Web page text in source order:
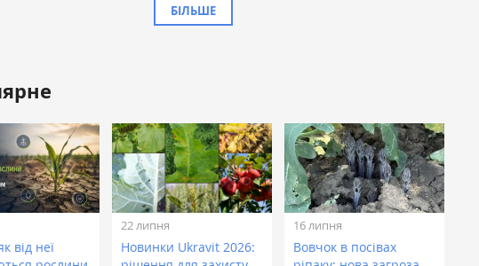
БІЛЬШЕ
від неї
22 липня
Новинки Ukravit 2026:
16 липня
Вовчок в посівах